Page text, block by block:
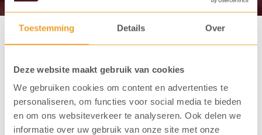
Toestemming Details Over
Deze website maakt gebruik van cookies
We gebruiken cookies om content en advertenties te
personaliseren, om functies voor social media te bieden
en om ons websiteverkeer te analyseren. Ook delen we
informatie over uw gebruik van onze site met onze
Combineer met deze gemalen
koffie